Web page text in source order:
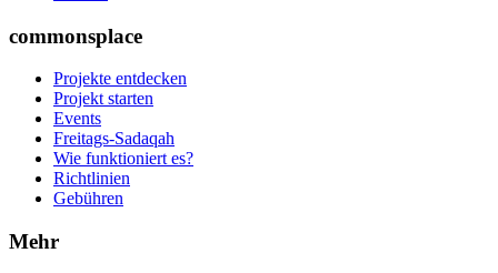
commonsplace
Projekte entdecken
Projekt starten
Events
Freitags-Sadaqah
Wie funktioniert es?
Richtlinien
Gebühren
Mehr